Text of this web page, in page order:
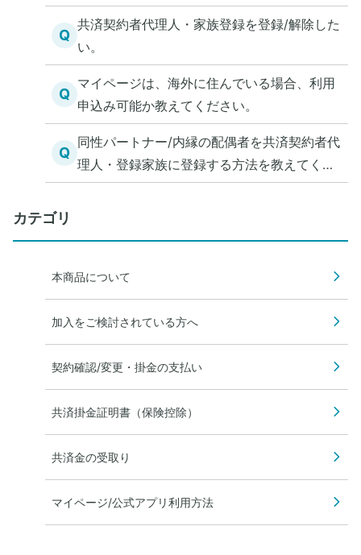
Q
共済契約者代理人・家族登録を登録/解除した
い。
Q
マイページは、海外に住んでいる場合、利用
申込み可能か教えてください。
Q
同性パートナー/内縁の配偶者を共済契約者代
理人・登録家族に登録する方法を教えてくだ
さい。
カテゴリ
本商品について
加入をご検討されている方へ
契約確認/変更・掛金の支払い
共済掛金証明書（保険控除）
共済金の受取り
マイページ/公式アプリ利用方法